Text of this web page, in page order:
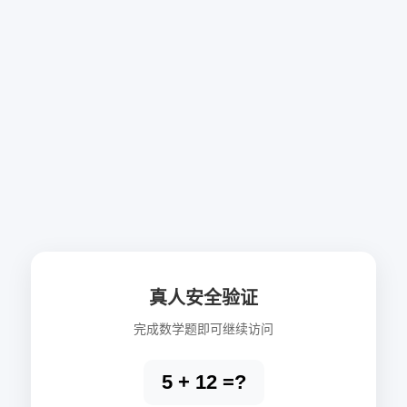
真人安全验证
完成数学题即可继续访问
5 + 12 =?